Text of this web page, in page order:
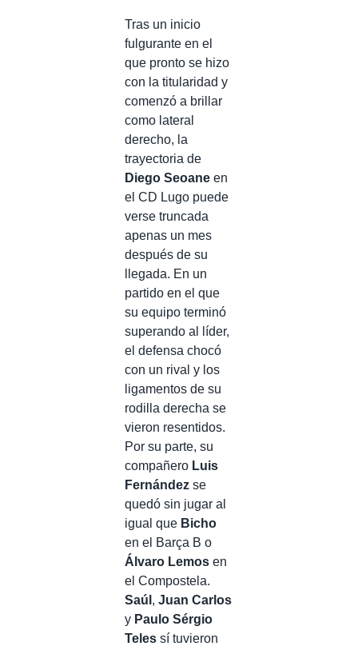
Tras un inicio
fulgurante en el
que pronto se hizo
con la titularidad y
comenzó a brillar
como lateral
derecho, la
trayectoria de
Diego Seoane en
el CD Lugo puede
verse truncada
apenas un mes
después de su
llegada. En un
partido en el que
su equipo terminó
superando al líder,
el defensa chocó
con un rival y los
ligamentos de su
rodilla derecha se
vieron resentidos.
Por su parte, su
compañero Luis
Fernández se
quedó sin jugar al
igual que Bicho
en el Barça B o
Álvaro Lemos en
el Compostela.
Saúl , Juan Carlos
y Paulo Sérgio
Teles sí tuvieron